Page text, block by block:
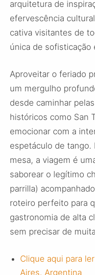
arquitetura de
efervescência
cativa visitantes de
única de sofisticação
Aproveitar o feriado
um mergulho
desde caminhar
históricos como San
emocionar com a
espetáculo de tango.
mesa, a viagem é
saborear o legítimo
parrilla)
roteiro perfeito para
gastronomia de alta
sem precisar de
Clique aqui para
Aires, Argentina